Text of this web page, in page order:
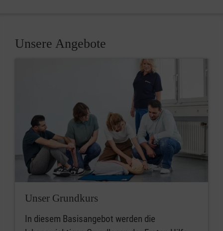
Unsere Angebote
Unser Grundkurs
In diesem Basisangebot werden die